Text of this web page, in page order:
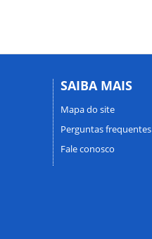
SAIBA MAIS
Mapa do site
Perguntas frequentes
Fale conosco